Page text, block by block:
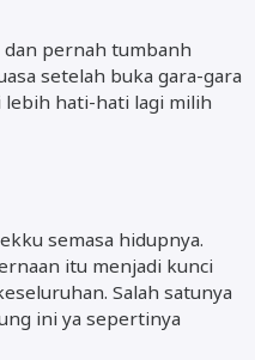
dan pernah tumbanh
setelah buka gara-gara
lebih hati-hati lagi milih
semasa hidupnya.
itu menjadi kunci
Salah satunya
ini ya sepertinya